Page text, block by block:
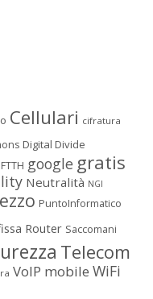
Cellulari cifratura
Digital Divide
FTTH google gratis
Neutralità NGI
PuntoInformatico
Router Saccomani
Telecom
VoIP mobile WiFi